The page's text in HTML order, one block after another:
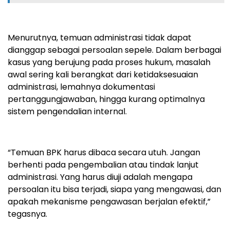
Menurutnya, temuan administrasi tidak dapat
dianggap sebagai persoalan sepele. Dalam berbagai
kasus yang berujung pada proses hukum, masalah
awal sering kali berangkat dari ketidaksesuaian
administrasi, lemahnya dokumentasi
pertanggungjawaban, hingga kurang optimalnya
sistem pengendalian internal.
“Temuan BPK harus dibaca secara utuh. Jangan
berhenti pada pengembalian atau tindak lanjut
administrasi. Yang harus diuji adalah mengapa
persoalan itu bisa terjadi, siapa yang mengawasi, dan
apakah mekanisme pengawasan berjalan efektif,”
tegasnya.